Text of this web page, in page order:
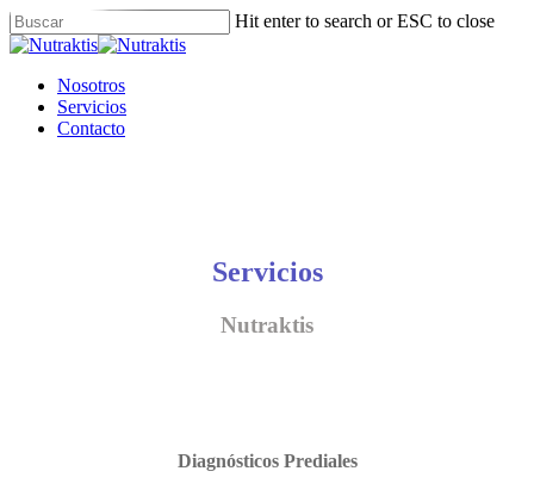
Skip
to
content
Hit enter to search or ESC to close
Close
Menu
Nosotros
Servicios
Contacto
Servicios
Nutraktis
Diagnósticos Prediales